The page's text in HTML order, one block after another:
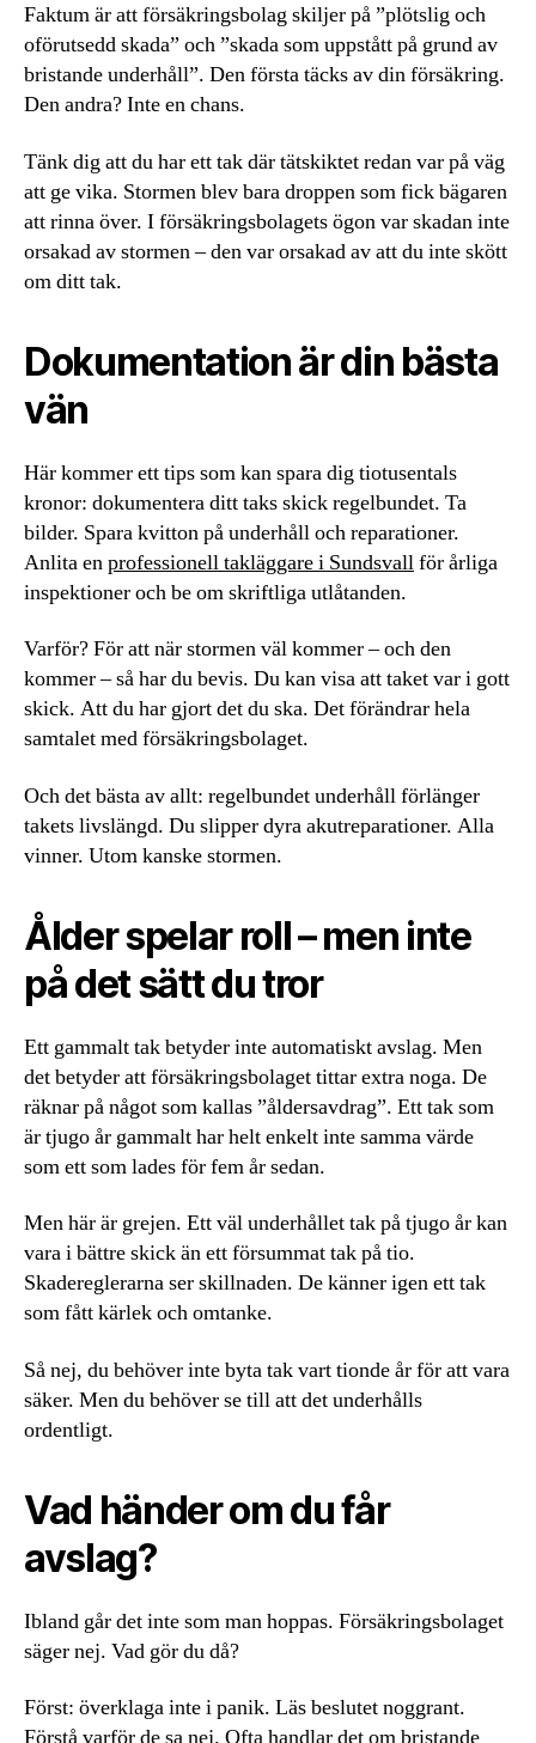
Faktum är att försäkringsbolag skiljer på ”plötslig och
oförutsedd skada” och ”skada som uppstått på grund av
bristande underhåll”. Den första täcks av din försäkring.
Den andra? Inte en chans.
Tänk dig att du har ett tak där tätskiktet redan var på väg
att ge vika. Stormen blev bara droppen som fick bägaren
att rinna över. I försäkringsbolagets ögon var skadan inte
orsakad av stormen – den var orsakad av att du inte skött
om ditt tak.
Dokumentation är din bästa
vän
Här kommer ett tips som kan spara dig tiotusentals
kronor: dokumentera ditt taks skick regelbundet. Ta
bilder. Spara kvitton på underhåll och reparationer.
Anlita enprofessionell takläggare i Sundsvallför årliga
inspektioner och be om skriftliga utlåtanden.
Varför? För att när stormen väl kommer – och den
kommer – så har du bevis. Du kan visa att taket var i gott
skick. Att du har gjort det du ska. Det förändrar hela
samtalet med försäkringsbolaget.
Och det bästa av allt: regelbundet underhåll förlänger
takets livslängd. Du slipper dyra akutreparationer. Alla
vinner. Utom kanske stormen.
Ålder spelar roll – men inte
på det sätt du tror
Ett gammalt tak betyder inte automatiskt avslag. Men
det betyder att försäkringsbolaget tittar extra noga. De
räknar på något som kallas ”åldersavdrag”. Ett tak som
är tjugo år gammalt har helt enkelt inte samma värde
som ett som lades för fem år sedan.
Men här är grejen. Ett väl underhållet tak på tjugo år kan
vara i bättre skick än ett försummat tak på tio.
Skadereglerarna ser skillnaden. De känner igen ett tak
som fått kärlek och omtanke.
Så nej, du behöver inte byta tak vart tionde år för att vara
säker. Men du behöver se till att det underhålls
ordentligt.
Vad händer om du får
avslag?
Ibland går det inte som man hoppas. Försäkringsbolaget
säger nej. Vad gör du då?
Först: överklaga inte i panik. Läs beslutet noggrant.